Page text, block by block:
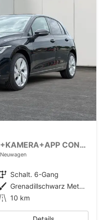
Prime ACC+SHZ+KLIMA+KAMERA+APP CONNECT+LED+17" ALU
Neuwagen
Getriebe Schalt. 6-Gang
Außenfarbe
Grenadillschwarz Metallic
Kilometerstand 10 km